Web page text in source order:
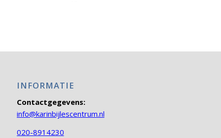
INFORMATIE
Contactgegevens:
info@karinbijlescentrum.nl
020-8914230